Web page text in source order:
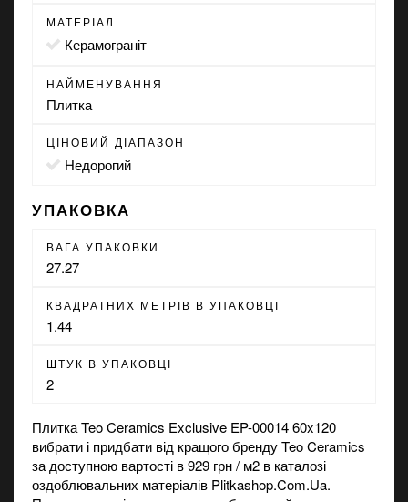
МАТЕРІАЛ
Керамограніт
НАЙМЕНУВАННЯ
Плитка
ЦІНОВИЙ ДІАПАЗОН
Недорогий
УПАКОВКА
ВАГА УПАКОВКИ
27.27
КВАДРАТНИХ МЕТРІВ В УПАКОВЦІ
1.44
ШТУК В УПАКОВЦІ
2
Плитка Teo Ceramics Exclusive EP-00014 60x120
вибрати і придбати від кращого бренду Teo Ceramics
за доступною вартості в 929 грн / м2 в каталозі
оздоблювальних матеріалів Plitkashop.Com.Ua.